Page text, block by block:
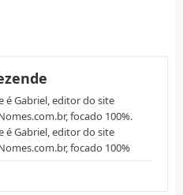
é Gabriel, editor do site
focado 100%.
é Gabriel, editor do site
focado 100%